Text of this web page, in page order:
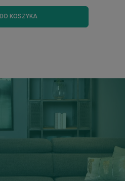
DO KOSZYKA